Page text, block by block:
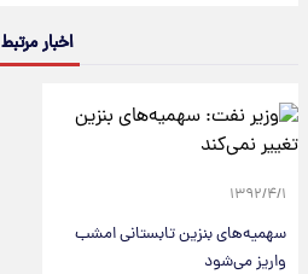
اخبار مرتبط
۱۳۹۲/۴/۱
سهمیه‌های بنزین تابستانی امشب
واریز می‌شود